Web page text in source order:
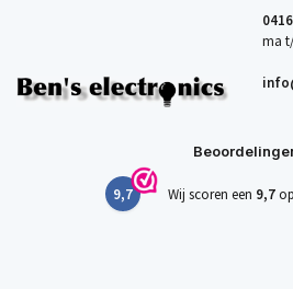
ma
9,7 Wij scoren een 9,7op